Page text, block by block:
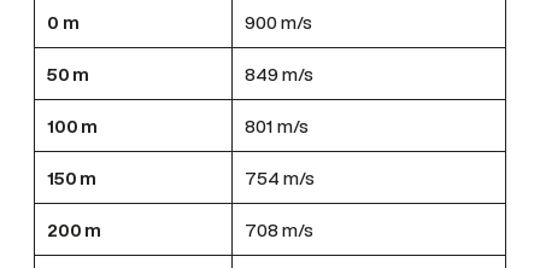
0 m 900 m/s
50 m 849 m/s
100 m 801 m/s
150 m 754 m/s
200 m 708 m/s